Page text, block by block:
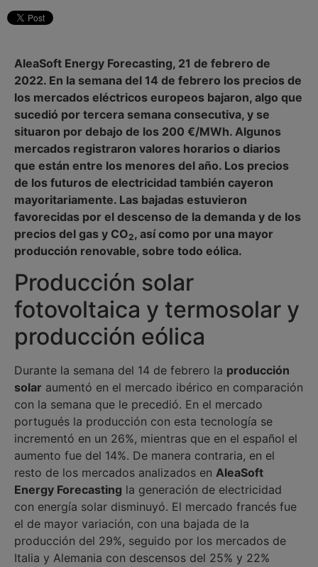
AleaSoft Energy Forecasting, 21 de febrero de
2022. En la semana del 14 de febrero los precios de
los mercados eléctricos europeos bajaron, algo que
sucedió por tercera semana consecutiva, y se
situaron por debajo de los 200 €/MWh. Algunos
mercados registraron valores horarios o diarios
que están entre los menores del año. Los precios
de los futuros de electricidad también cayeron
mayoritariamente. Las bajadas estuvieron
favorecidas por el descenso de la demanda y de los
precios del gas y CO2, así como por una mayor
producción renovable, sobre todo eólica.
Producción solar
fotovoltaica y termosolar y
producción eólica
Durante la semana del 14 de febrero la producción
solar aumentó en el mercado ibérico en comparación
con la semana que le precedió. En el mercado
portugués la producción con esta tecnología se
incrementó en un 26%, mientras que en el español el
aumento fue del 14%. De manera contraria, en el
resto de los mercados analizados en AleaSoft
Energy Forecasting la generación de electricidad
con energía solar disminuyó. El mercado francés fue
el de mayor variación, con una bajada de la
producción del 29%, seguido por los mercados de
Italia y Alemania con descensos del 25% y 22%